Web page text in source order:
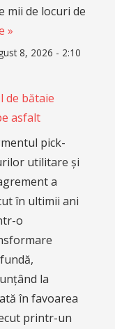
mii de locuri de
»
8, 2026 - 2:10
de bătaie
asfalt
pick-
utilitare și
a
în ultimii ani
o
la
în favoarea
printr-un